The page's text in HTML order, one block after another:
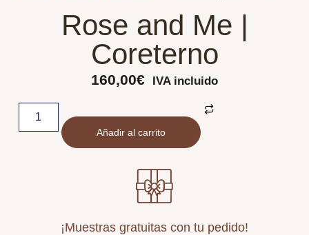
Rose and Me |
Coreterno
160,00€ IVA incluido
Añadir al carrito
¡Muestras gratuitas con tu pedido!